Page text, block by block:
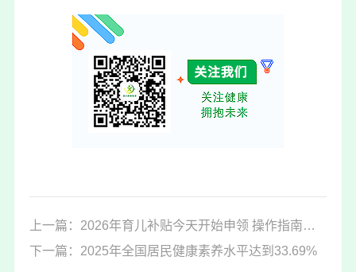
上一篇：2026年育儿补贴今天开始申领 操作指南请查收
下一篇：2025年全国居民健康素养水平达到33.69%